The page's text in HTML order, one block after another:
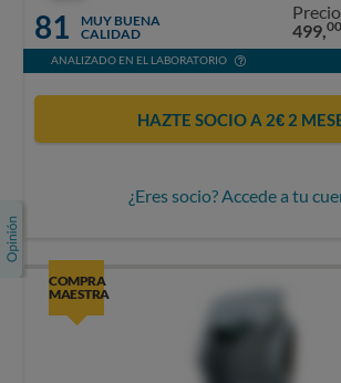
81
MUY BUENA
CALIDAD
499,00
ANALIZADO EN EL LABORATORIO
HAZTE SOCIO A 2€ 2
¿Eres socio? Accede a tu
COMPRA
MAESTRA